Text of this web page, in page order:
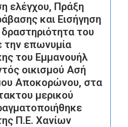
ελέγχου, Πράξη
και Εισήγηση
του
την επωνυμία
του Εμμανουήλ
οικισμού Ασή
Αποκορώνου, στα
μερικού
Π.Ε. Χανίων